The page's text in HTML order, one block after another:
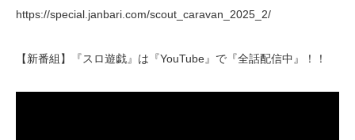
https://special.janbari.com/scout_caravan_2025_2/
【新番組】『スロ遊戯』は『YouTube』で『全話配信中』！！